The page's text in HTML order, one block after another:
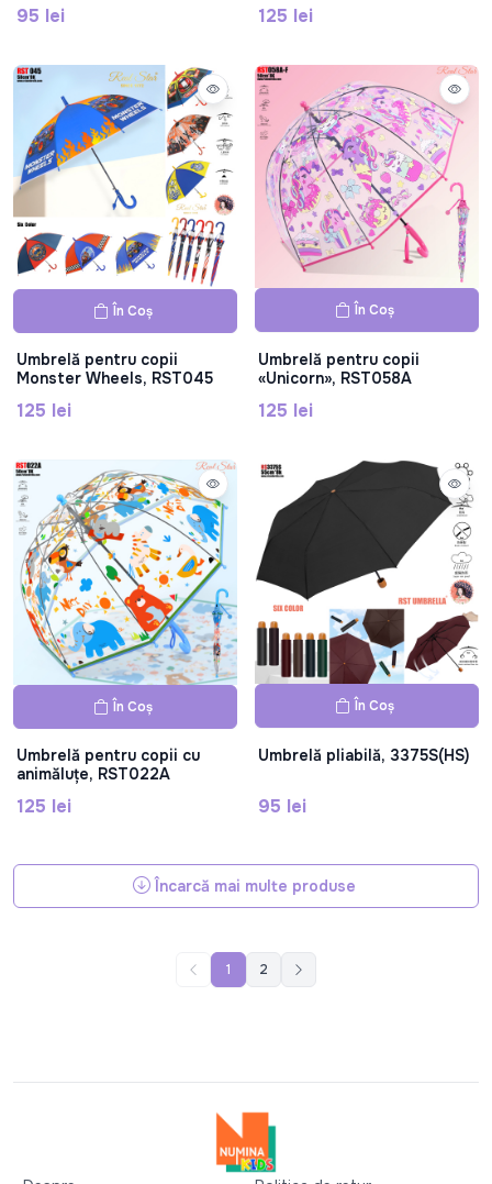
95 lei 125 lei
În Coș
Umbrelă pentru copii
Monster Wheels, RST045
125 lei
În Coș
Umbrelă pentru copii
«Unicorn», RST058A
125 lei
În Coș
Umbrelă pentru copii cu
animăluțe, RST022A
125 lei
În Coș
Umbrelă pliabilă, 3375S(HS)
95 lei
Încarcă mai multe produse
1 2